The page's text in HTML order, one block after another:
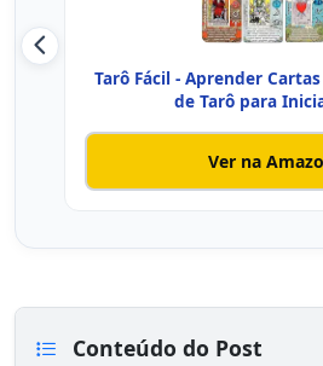
Tarô Fácil - Aprender
de Tarô para
Ver na
Conteúdo do Post